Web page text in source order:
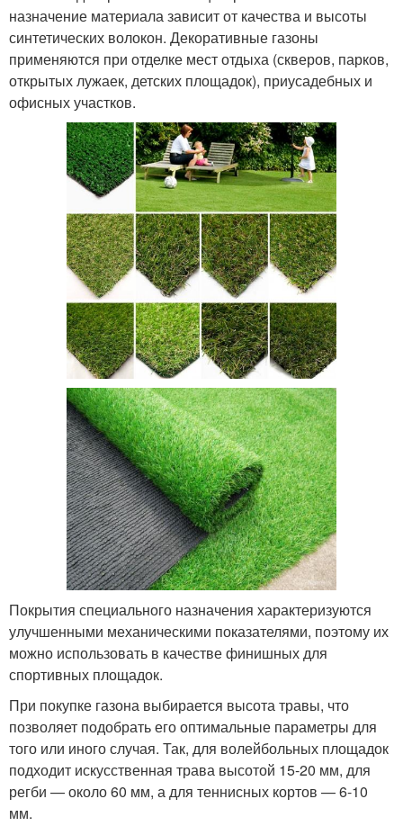
назначение материала зависит от качества и высоты
синтетических волокон. Декоративные газоны
применяются при отделке мест отдыха (скверов, парков,
открытых лужаек, детских площадок), приусадебных и
офисных участков.
Покрытия специального назначения характеризуются
улучшенными механическими показателями, поэтому их
можно использовать в качестве финишных для
спортивных площадок.
При покупке газона выбирается высота травы, что
позволяет подобрать его оптимальные параметры для
того или иного случая. Так, для волейбольных площадок
подходит искусственная трава высотой 15-20 мм, для
регби — около 60 мм, а для теннисных кортов — 6-10
мм.